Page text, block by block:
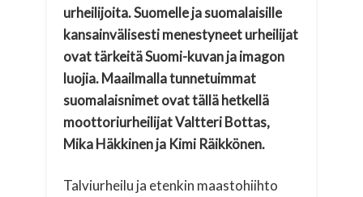
urheilijoita. Suomelle ja suomalaisille
kansainvälisesti menestyneet urheilijat
ovat tärkeitä Suomi-kuvan ja imagon
luojia. Maailmalla tunnetuimmat
suomalaisnimet ovat tällä hetkellä
moottoriurheilijat Valtteri Bottas,
Mika Häkkinen ja Kimi Räikkönen.
Talviurheilu ja etenkin maastohiihto